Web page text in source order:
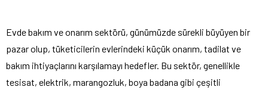
Evde bakım ve onarım sektörü, günümüzde sürekli büyüyen bir
pazar olup, tüketicilerin evlerindeki küçük onarım, tadilat ve
bakım ihtiyaçlarını karşılamayı hedefler. Bu sektör, genellikle
tesisat, elektrik, marangozluk, boya badana gibi çeşitli